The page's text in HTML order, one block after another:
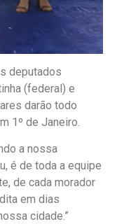
deputados
(federal) e
darão todo
1º de Janeiro.
a nossa
é de toda a equipe
de cada morador
em dias
cidade.”